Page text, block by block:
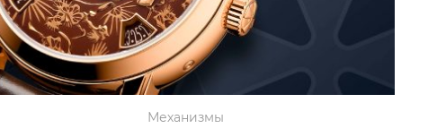
Механизмы